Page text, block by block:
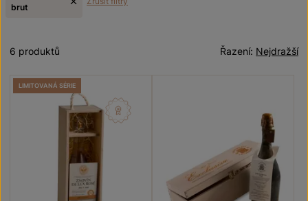
brut
Nejdražší
Řazení:
6 produktů
LIMITOVANÁ SÉRIE